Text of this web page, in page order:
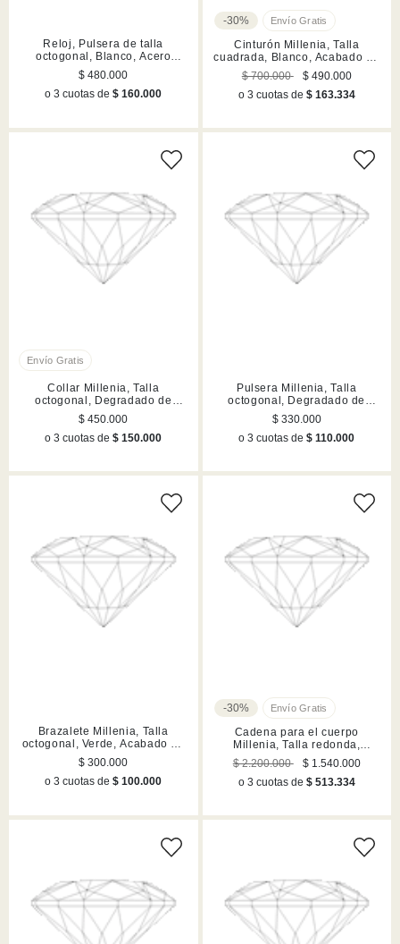
Reloj, Pulsera de talla
octogonal, Blanco, Acero
inoxidable
$ 480.000
o 3 cuotas de$ 160.000
-30%
Cinturón Millenia, Talla
cuadrada, Blanco, Acabado en
rodio
$ 700.000
$ 490.000
o 3 cuotas de $ 163.334
Collar Millenia, Talla
octogonal, Degradado de
color, Verde, Acabado en tono
oro
$ 450.000
o 3 cuotas de$ 150.000
Pulsera Millenia, Talla
octogonal, Degradado de
color, Verde, Acabado en tono
oro
$ 330.000
o 3 cuotas de$ 110.000
Brazalete Millenia, Talla
octogonal, Verde, Acabado en
tono oro
$ 300.000
o 3 cuotas de$ 100.000
-30%
Cadena para el cuerpo
Millenia, Talla redonda,
Blanca, Acabado en rodio
$ 2.200.000
$ 1.540.000
o 3 cuotas de $ 513.334